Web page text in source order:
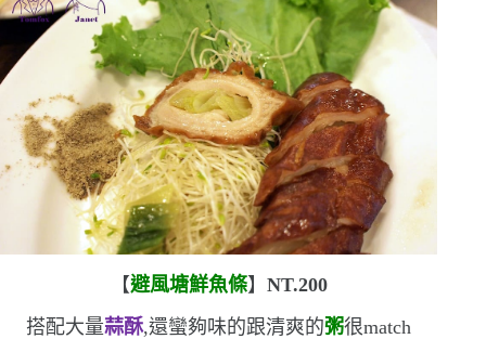
【避風塘鮮魚條】 NT.200
搭配大量蒜酥,還蠻夠味的跟清爽的粥很match